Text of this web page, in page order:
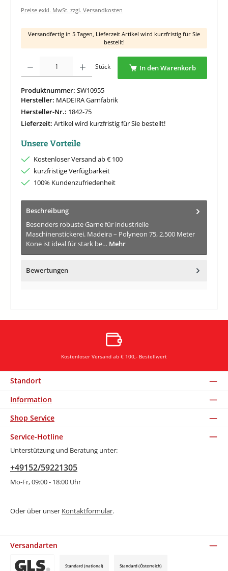
Preise exkl. MwSt. zzgl. Versandkosten
Versandfertig in 5 Tagen, Lieferzeit Artikel wird kurzfristig für Sie
bestellt!
Produkt Anzahl: Gib den gewünschten Wert ein oder benutze die Schaltflächen um
Stück In den Warenkorb
Produktnummer: SW10955
Hersteller: MADEIRA Garnfabrik
Hersteller-Nr.: 1842-75
Lieferzeit: Artikel wird kurzfristig für Sie bestellt!
Unsere Vorteile
Kostenloser Versand ab € 100
kurzfristige Verfügbarkeit
100% Kundenzufriedenheit
Beschreibung
Besonders robuste Garne für industrielle
Maschinenstickerei. Madeira – Polyneon 75, 2.500 Meter
Kone ist ideal für stark be… Mehr
Bewertungen
Kostenloser Versand ab € 100,- Bestellwert
Standort
Information
Shop Service
Service-Hotline
Unterstützung und Beratung unter:
+49152/59221305
Mo-Fr, 09:00 - 18:00 Uhr
Oder über unser Kontaktformular.
Versandarten
Standard (national) Standard (Österreich)